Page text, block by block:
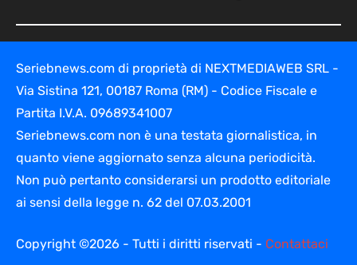
Seriebnews.com di proprietà di NEXTMEDIAWEB SRL -
Via Sistina 121, 00187 Roma (RM) - Codice Fiscale e
Partita I.V.A. 09689341007
Seriebnews.com non è una testata giornalistica, in
quanto viene aggiornato senza alcuna periodicità.
Non può pertanto considerarsi un prodotto editoriale
ai sensi della legge n. 62 del 07.03.2001
Copyright ©2026 - Tutti i diritti riservati - Contattaci